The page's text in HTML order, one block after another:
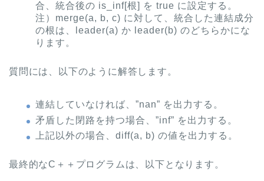
合、統合後の is_inf[根] を true に設定する。
注）merge(a, b, c) に対して、統合した連結成分
の根は、leader(a) か leader(b) のどちらかにな
ります。
質問には、以下のように解答します。
連結していなければ、”nan” を出力する。
矛盾した閉路を持つ場合、”inf” を出力する。
上記以外の場合、diff(a, b) の値を出力する。
最終的なC＋＋プログラムは、以下となります。